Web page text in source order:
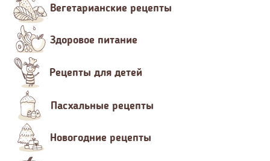
Вегетарианские рецепты
Здоровое питание
Рецепты для детей
Пасхальные рецепты
Новогодние рецепты